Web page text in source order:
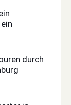
durch